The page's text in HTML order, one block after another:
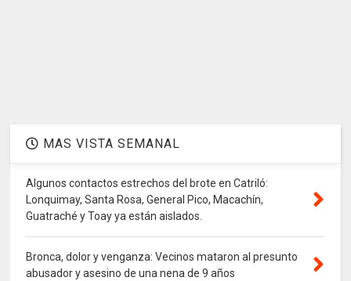
MAS VISTA SEMANAL
Algunos contactos estrechos del brote en Catriló:
Lonquimay, Santa Rosa, General Pico, Macachín,
Guatraché y Toay ya están aislados.
Bronca, dolor y venganza: Vecinos mataron al presunto
abusador y asesino de una nena de 9 años